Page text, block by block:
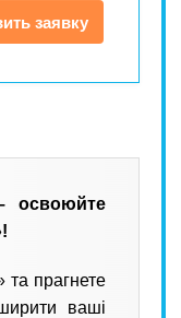
заявку
освоюйте
прагнете
ваші